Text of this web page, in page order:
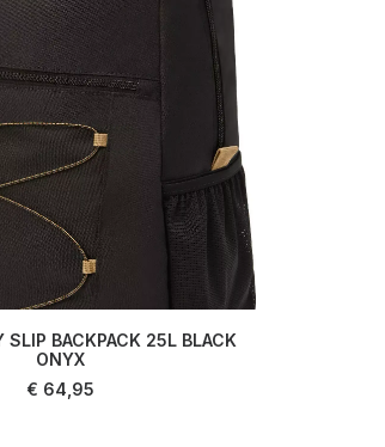
LIRE LA SUITE
SLIP BACKPACK 25L BLACK
ONYX
€ 64,95